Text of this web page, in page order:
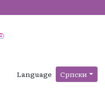
Language Српски